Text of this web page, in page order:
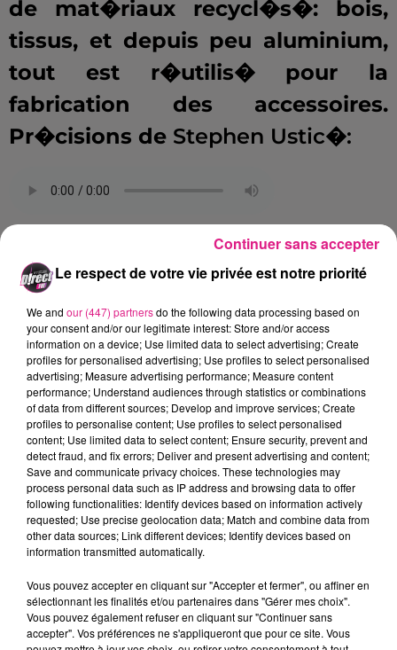
de mat�riaux recycl�s�: bois,
tissus, et depuis peu aluminium,
tout est r�utilis� pour la
fabrication des accessoires.
Pr�cisions de Stephen Ustic�:
.
L'entreprise ÈMoonÈ a
�galement d�cid� de travailler
avec des artistes locaux, pour
d�velopper le conceptÈMoon
expoÈ.Un artiste est invit� �
cr�er une Suvre sur les nSuds
papillons, qui seront ensuite
vendus. La vente de ces
accessoires sera revers�e � une
association choisie
conjointement avec l'artiste.
Si vous souhaitez cr�er votre
Le respect de votre vie privée est notre priorité
We and our (447) partnersdo the following data processing based on
your consent and/or our legitimate interest: Store and/or access
information on a device; Use limited data to select advertising; Create
profiles for personalised advertising; Use profiles to select personalised
advertising; Measure advertising performance; Measure content
performance; Understand audiences through statistics or combinations
of data from different sources; Develop and improve services; Create
profiles to personalise content; Use profiles to select personalised
content; Use limited data to select content; Ensure security, prevent and
detect fraud, and fix errors; Deliver and present advertising and content;
Save and communicate privacy choices. These technologies may
process personal data such as IP address and browsing data to offer
following functionalities: Identify devices based on information actively
requested; Use precise geolocation data; Match and combine data from
other data sources; Link different devices; Identify devices based on
information transmitted automatically.
Vous pouvez accepter en cliquant sur "Accepter et fermer", ou affiner en
sélectionnant les finalités et/ou partenaires dans "Gérer mes choix".
Vous pouvez également refuser en cliquant sur "Continuer sans
accepter". Vos préférences ne s'appliqueront que pour ce site. Vous
Continuer sans accepter